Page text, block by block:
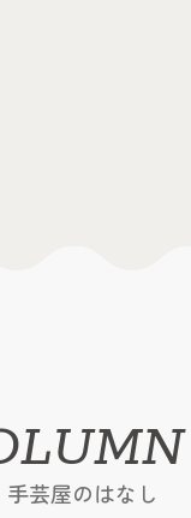
手芸屋のはなし